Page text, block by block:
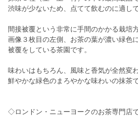
渋味が少ないため、点てて飲むのに適して
間接被覆という非常に手間のかかる栽培
画像３枚目の左側、お茶の葉が濃い緑色
被覆をしている茶園です。
味わいはもちろん、風味と香気が全然変わ
鮮やかな緑色のまろやかな味わいの抹茶で
◇ロンドン・ニューヨークのお茶専門店